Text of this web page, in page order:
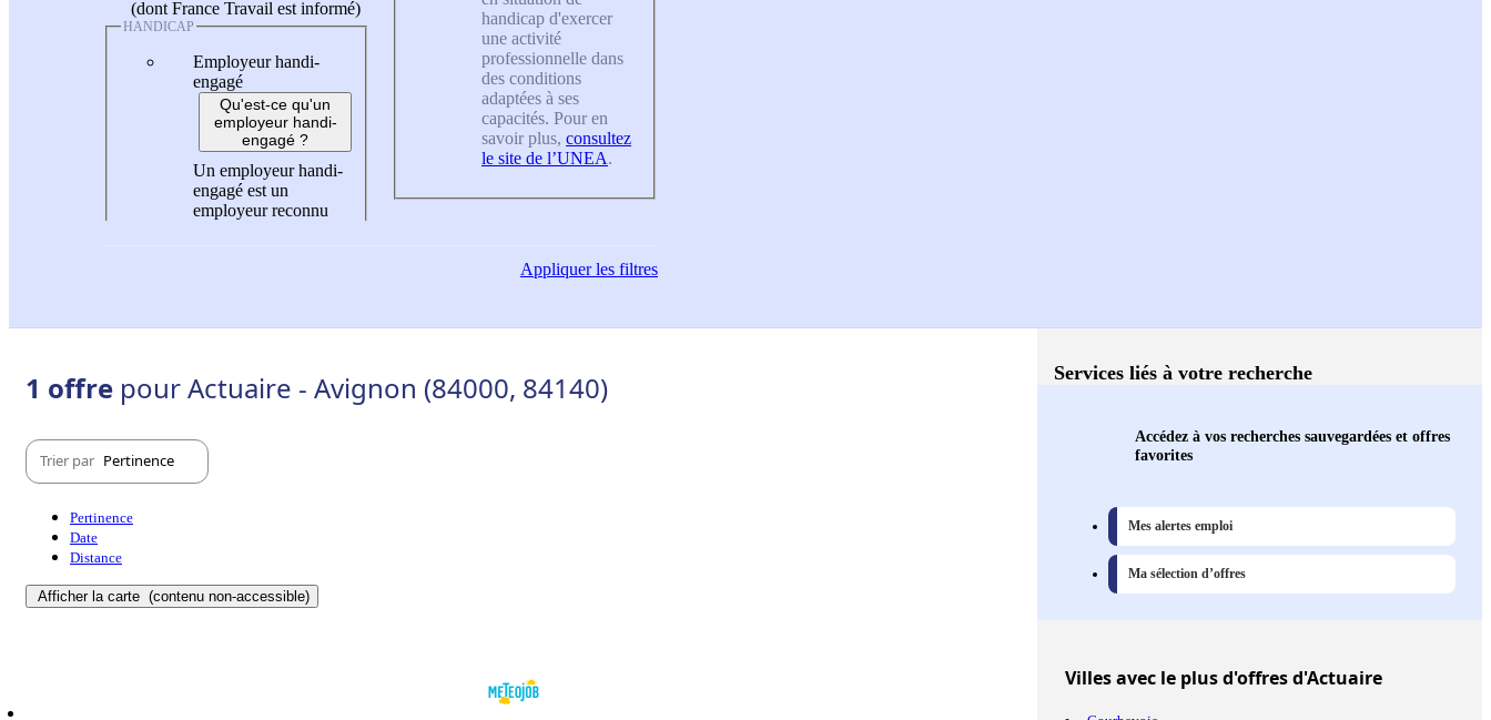
(dont France Travail est informé)
HANDICAP
Employeur handi-
engagé
Qu'est-ce qu'un
employeur handi-
engagé ?
Un employeur handi-
engagé est un
employeur reconnu
handicap d'exercer
une activité
professionnelle dans
des conditions
adaptées à ses
capacités. Pour en
savoir plus, consultez
le site de l’UNEA.
Appliquerles filtres
1 offre pour Actuaire - Avignon (84000, 84140)
Trier par Pertinence
Pertinence
Date
Distance
Afficher la carte (contenu non-accessible)
Services liés à votre recherche
Accédez à vos recherches sauvegardées et offres
favorites
Mes alertes emploi
Ma sélection d’offres
Villesavec le plus d'offres d'Actuaire